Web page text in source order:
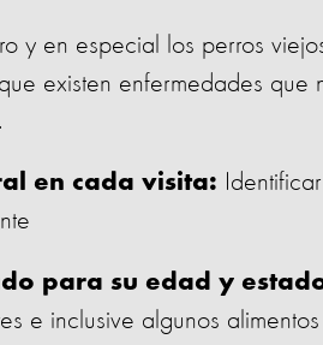
y en especial los perros
existen enfermedades que
en cada visita:
para su edad y
e inclusive algunos alimentos